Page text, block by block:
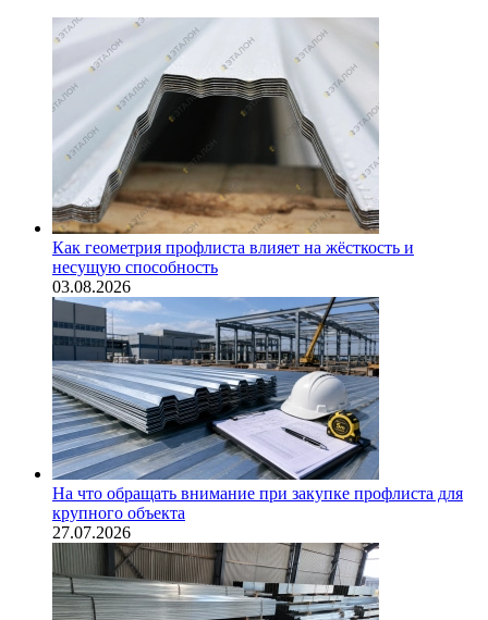
Как геометрия профлиста влияет на жёсткость и
несущую способность
03.08.2026
На что обращать внимание при закупке профлиста для
крупного объекта
27.07.2026